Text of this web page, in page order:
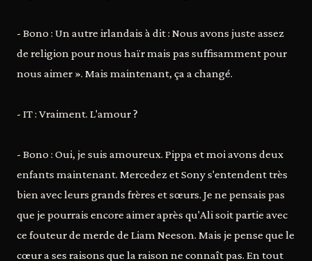
- Bono : Un autre irlandais à dit : Nous avons juste assez
de religion pour nous haïr mais pas suffisamment pour
nous aimer ». Mais maintenant, ça a changé.
- IT : Vraiment. L'amour ?
- Bono : Oui, je suis amoureux. Pippa et moi avons deux
enfants maintenant. Mercedez et Sony s'entendent très
bien avec leurs grands frères et sœurs. Je ne pensais pas
que je pourrais encore aimer après qu'Ali soit partie avec
ce fouteur de merde de Liam Neeson. Mais je pense que le
cœur a ses raisons que la raison ne connaît pas. En tout